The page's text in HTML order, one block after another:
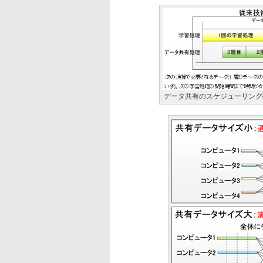
データ共有のスケジューリン